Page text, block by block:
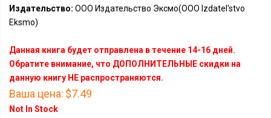
Издательство: ООО Издательство Эксмо(OOO Izdatel'stvo
Eksmo)
Данная книга будет отправлена в течение 14-16 дней.
Обратите внимание, что ДОПОЛНИТЕЛЬНЫЕ скидки на
данную книгу НЕ распространяются.
Ваша цена: $7.49
Not In Stock